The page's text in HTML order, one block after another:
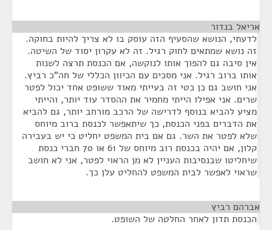
אריאל בנדור
לדעתי, הנושא שהסעיף הזה עוסק בו לא צריך להיות בחוקה.
זה נושא שמתאים לחוק רגיל. זה לא עקרון יסוד של השיטה.
אין סיבה גם להפוך אותו לנוקשה, אם הכנסת תרצה לשנות
אותו ברוב רגיל. אני מסכים עם הכיוון הכללי של חה"כ רביץ.
אני חושב גם כן כטי זה בעייתי מאוד ששופט אחד יכול לפטר
שרים. אני אפילו הייתי מחמיר את ההסדר עוד יותר, והייתי
מציע להביא בנוסף לדרישה של הרכב מורחב יותר, גם להביא
את הדברים בפני הכנסת, כך שיתאפשר לכנסת ברוב מיוחס
שלא לפטר את השר. גם אם בית המשפט יחליט כי יש בעבירה
קלון, אם יהיה בכנסת רוב מיוחס של 61 או 70 חברי כנסת
שיחליטו שבנסיבות העניין לא מן הראוי לפטר, אני לא חושב
שראוי לאפשר לבית המשפט להחליט עלן כך.
אברהם רביץ
הכנסת תדון לאחר החלטה של השופט.